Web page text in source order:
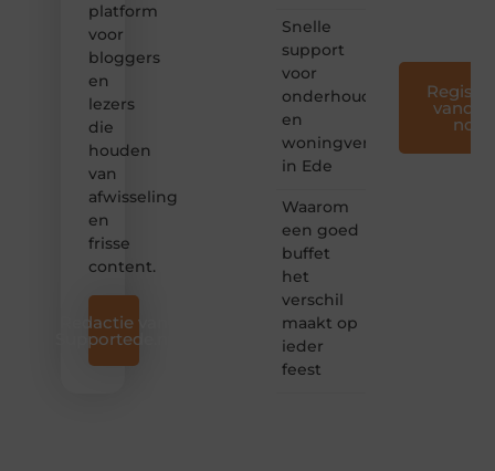
platform
voor
bloggers
en
lezers
die
houden
van
afwisseling
en
frisse
content.
Redactie van
Supportede.nl
Snelle
support
voor
onderhoud
en
woningverbetering
in Ede
Waarom
een goed
buffet
het
verschil
maakt op
ieder
feest
nog